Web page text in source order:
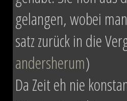
gelangen, wobei
satz zurück in die
andersherum)
Da Zeit eh nie